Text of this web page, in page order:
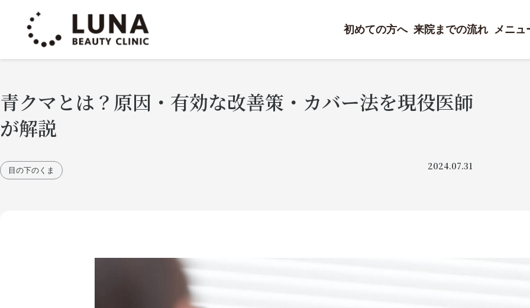
初めての方へ 来院までの流れ メニュ
青クマとは？原因・有効な改善策・カバー法を現役医師
が解説
目の下のくま 2024.07.31